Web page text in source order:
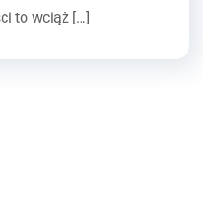
to wciąż […]